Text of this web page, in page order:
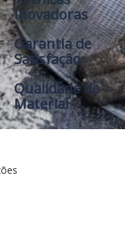
Inovadoras
Garantia de
Satisfação
Qualidade do
Material